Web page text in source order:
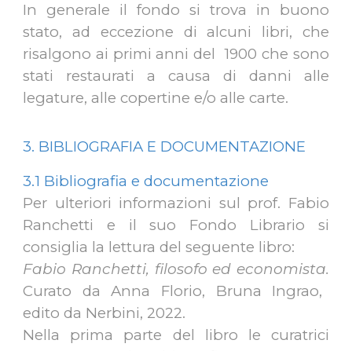
In generale il fondo si trova in buono
stato, ad eccezione di alcuni libri, che
risalgono ai primi anni del 1900 che sono
stati restaurati a causa di danni alle
legature, alle copertine e/o alle carte.
3. BIBLIOGRAFIA E DOCUMENTAZIONE
3.1 Bibliografia e documentazione
Per ulteriori informazioni sul prof. Fabio
Ranchetti e il suo Fondo Librario si
consiglia la lettura del seguente libro:
Fabio Ranchetti, filosofo ed economista.
Curato da Anna Florio, Bruna Ingrao,
edito da Nerbini, 2022.
Nella prima parte del libro le curatrici